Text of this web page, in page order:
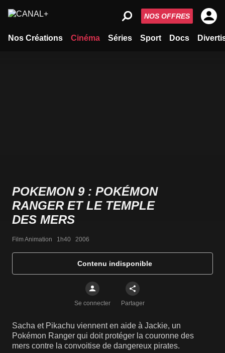
Nos Créations Cinéma Séries Sport Docs
NOS OFFRES
POKEMON 9 : POKÉMON
RANGER ET LE TEMPLE
DES MERS
Film Animation   1h40   2006
Contenu indisponible
Se connecter Partager
Sacha et Pikachu viennent en aide à Jackie, un
Pokémon Ranger qui doit protéger la couronne des
mers contre la convoitise de dangereux pirates.